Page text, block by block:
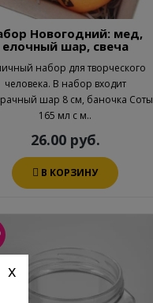
Новогодний: мед,
елочный шар, свеча
набор для творческого
человека. В набор входит
шар 8 см, баночка Соты
165 мл с м..
26.00 руб.
В КОРЗИНУ
x